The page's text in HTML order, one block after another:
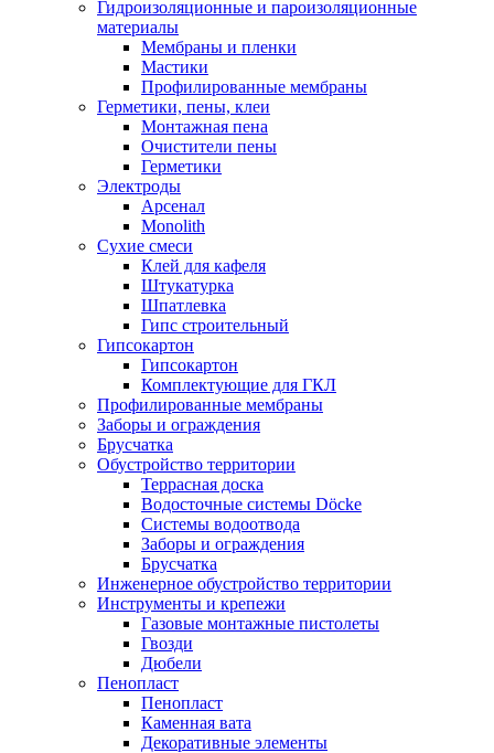
Гидроизоляционные и пароизоляционные
материалы
Мембраны и пленки
Мастики
Профилированные мембраны
Герметики, пены, клеи
Монтажная пена
Очистители пены
Герметики
Электроды
Арсенал
Monolith
Сухие смеси
Клей для кафеля
Штукатурка
Шпатлевка
Гипс строительный
Гипсокартон
Гипсокартон
Комплектующие для ГКЛ
Профилированные мембраны
Заборы и ограждения
Брусчатка
Обустройство территории
Террасная доска
Водосточные системы Döcke
Системы водоотвода
Заборы и ограждения
Брусчатка
Инженерное обустройство территории
Инструменты и крепежи
Газовые монтажные пистолеты
Гвозди
Дюбели
Пенопласт
Пенопласт
Каменная вата
Декоративные элементы